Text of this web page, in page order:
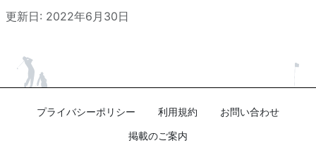
更新日: 2022年6月30日
プライバシーポリシー 利用規約
お問い合わせ
掲載のご案内